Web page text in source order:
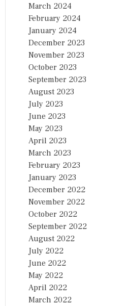
March 2024
February 2024
January 2024
December 2023
November 2023
October 2023
September 2023
August 2023
July 2023
June 2023
May 2023
April 2023
March 2023
February 2023
January 2023
December 2022
November 2022
October 2022
September 2022
August 2022
July 2022
June 2022
May 2022
April 2022
March 2022